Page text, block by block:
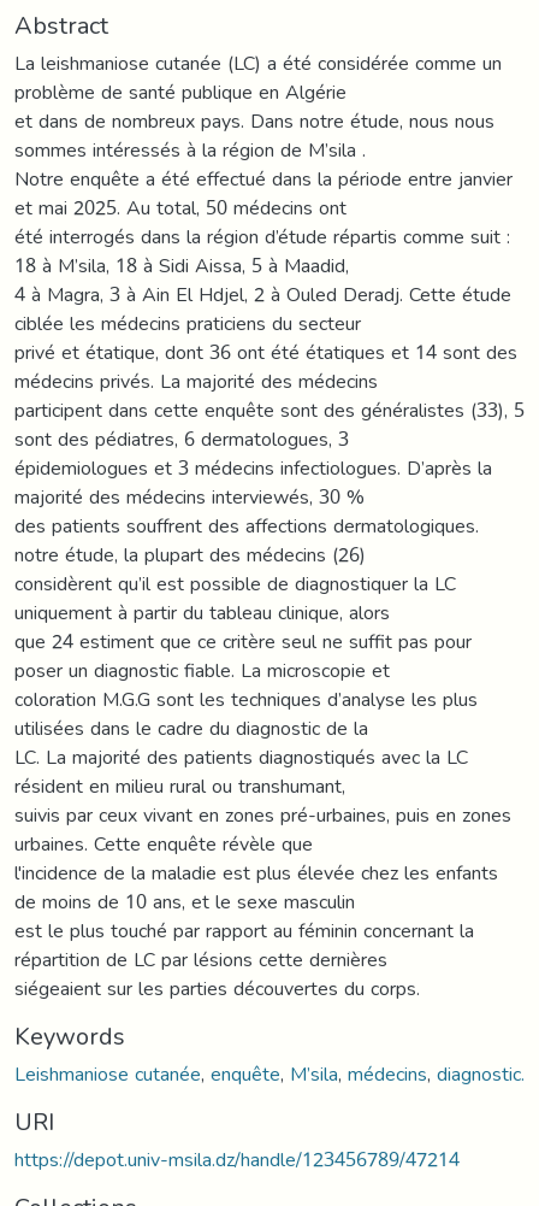
Abstract
La leishmaniose cutanée (LC) a été considérée comme un
problème de santé publique en Algérie
et dans de nombreux pays. Dans notre étude, nous nous
sommes intéressés à la région de M’sila .
Notre enquête a été effectué dans la période entre janvier
et mai 2025. Au total, 50 médecins ont
été interrogés dans la région d’étude répartis comme suit :
18 à M’sila, 18 à Sidi Aissa, 5 à Maadid,
4 à Magra, 3 à Ain El Hdjel, 2 à Ouled Deradj. Cette étude
ciblée les médecins praticiens du secteur
privé et étatique, dont 36 ont été étatiques et 14 sont des
médecins privés. La majorité des médecins
participent dans cette enquête sont des généralistes (33), 5
sont des pédiatres, 6 dermatologues, 3
épidemiologues et 3 médecins infectiologues. D’après la
majorité des médecins interviewés, 30 %
des patients souffrent des affections dermatologiques.
notre étude, la plupart des médecins (26)
considèrent qu’il est possible de diagnostiquer la LC
uniquement à partir du tableau clinique, alors
que 24 estiment que ce critère seul ne suffit pas pour
poser un diagnostic fiable. La microscopie et
coloration M.G.G sont les techniques d’analyse les plus
utilisées dans le cadre du diagnostic de la
LC. La majorité des patients diagnostiqués avec la LC
résident en milieu rural ou transhumant,
suivis par ceux vivant en zones pré-urbaines, puis en zones
urbaines. Cette enquête révèle que
l'incidence de la maladie est plus élevée chez les enfants
de moins de 10 ans, et le sexe masculin
est le plus touché par rapport au féminin concernant la
répartition de LC par lésions cette dernières
siégeaient sur les parties découvertes du corps.
Keywords
Leishmaniose cutanée,enquête, M’sila,médecins,diagnostic.
URI
https://depot.univ-msila.dz/handle/123456789/47214